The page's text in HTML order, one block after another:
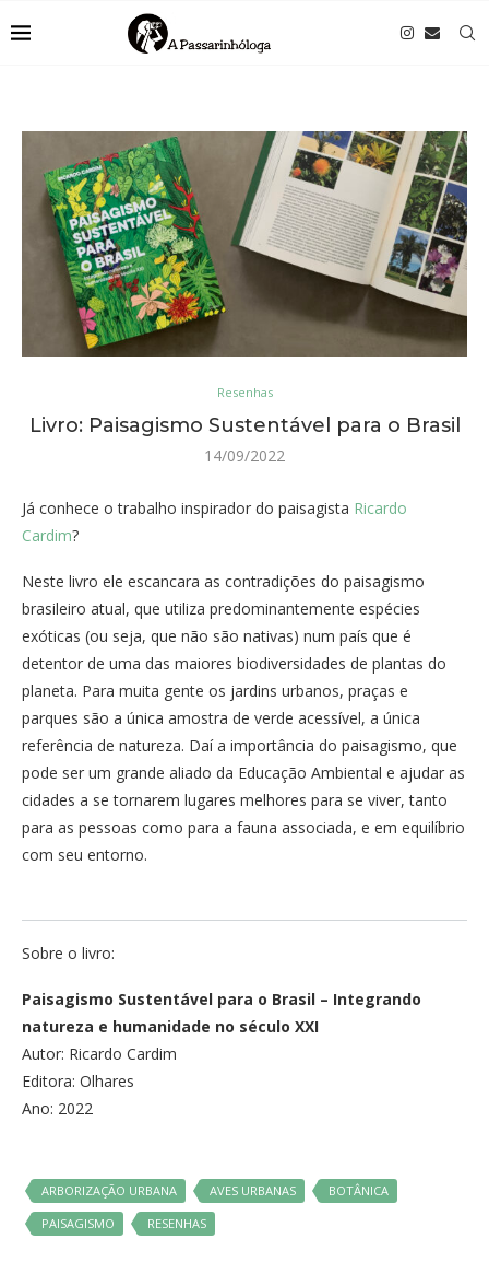
Resenhas
Livro: Paisagismo Sustentável para o Brasil
14/09/2022
Já conhece o trabalho inspirador do paisagista Ricardo
Cardim?
Neste livro ele escancara as contradições do paisagismo
brasileiro atual, que utiliza predominantemente espécies
exóticas (ou seja, que não são nativas) num país que é
detentor de uma das maiores biodiversidades de plantas do
planeta. Para muita gente os jardins urbanos, praças e
parques são a única amostra de verde acessível, a única
referência de natureza. Daí a importância do paisagismo, que
pode ser um grande aliado da Educação Ambiental e ajudar as
cidades a se tornarem lugares melhores para se viver, tanto
para as pessoas como para a fauna associada, e em equilíbrio
com seu entorno.
Sobre o livro:
Paisagismo Sustentável para o Brasil – Integrando
natureza e humanidade no século XXI
Autor: Ricardo Cardim
Editora: Olhares
Ano: 2022
ARBORIZAÇÃO URBANA AVES URBANAS
BOTÂNICA
PAISAGISMO
RESENHAS